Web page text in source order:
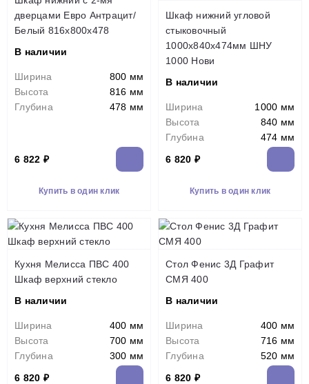
дверцами Евро Антрацит/
Белый 816х800х478
В наличии
Ширина
800 мм
Высота
816 мм
Глубина
478 мм
6 822 ₽
Купить в один клик
Шкаф нижний угловой
стыковочный
1000x840x474мм ШНУ
1000 Нови
В наличии
Ширина
1000 мм
Высота
840 мм
Глубина
474 мм
6 820 ₽
Купить в один клик
Кухня Мелисса ПВС 400
Шкаф верхний стекло
В наличии
Ширина
400 мм
Высота
700 мм
Глубина
300 мм
6 820 ₽
Стол Фенис 3Д Графит
СМЯ 400
В наличии
Ширина
400 мм
Высота
716 мм
Глубина
520 мм
6 820 ₽